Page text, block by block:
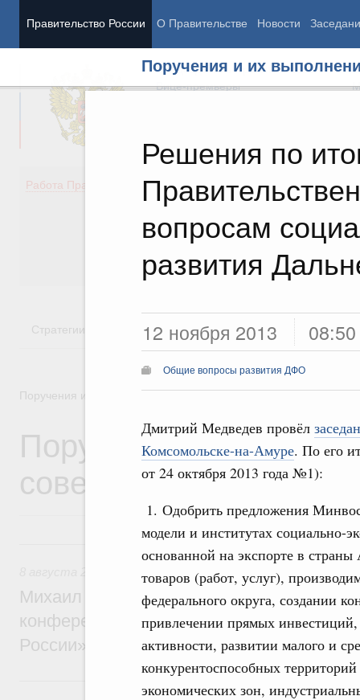
Правительство России О Правительстве Новости
Поручения и их
Решения по
вопросам
развития
12 ноября 2013 08:50
Общие вопросы развития ДФО
Дмитрий Медведев провёл
Комсомольске-на-Амуре. По его
от 24 октября 2013 года №1):
1. Одобрить предложения
модели и институтах социально-
основанной на экспорте в страны
товаров (работ, услуг),
федерального округа, создании
привлечении прямых
активности, развитии малого и
конкурентоспособных
экономических зон,
Председатель Правительства
Вице-премьеры
Работа Правительства
Демография
Здоровье
Культура
Государство
Стратегии Государственные программы
Поручения и их выполнение
Поручения
совещаний,
8 августа, суббота
Отрасль информационных технологий
Михаил Мишустин дал поручения по
конференции «Цифровая индустрия
России»
6 августа, четверг